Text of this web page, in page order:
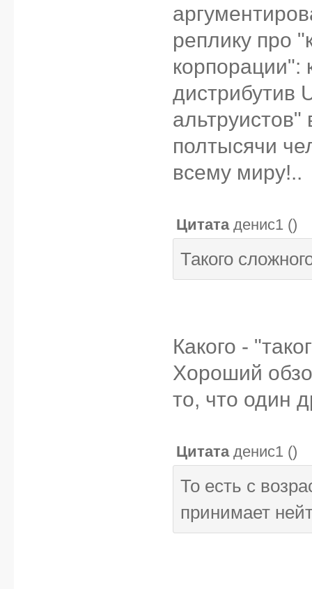
реплику про
корпорации":
дистрибутив
полтысячи
всему миру!..
Цитата денис1 ()
Такого
Какого -
Хороший
то, что один
Цитата денис1 ()
То есть с
принимает